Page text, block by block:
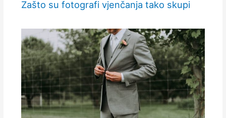
Zašto su fotografi vjenčanja tako skupi